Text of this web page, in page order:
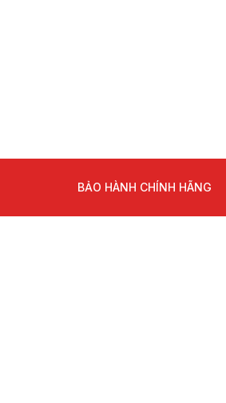
BẢO HÀNH CHÍNH HÃNG